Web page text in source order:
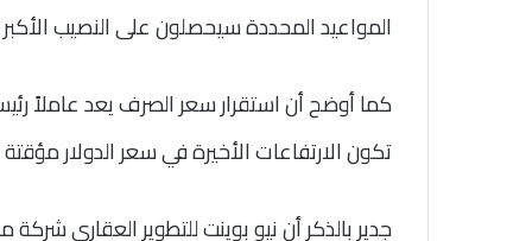
المواعيد المحددة سيحصلون على النصيب
كما أوضح أن استقرار سعر الصرف يعد عاملاً
تكون الارتفاعات الأخيرة في سعر الدولار